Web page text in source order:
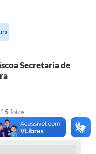
Secretaria de
15 fotos